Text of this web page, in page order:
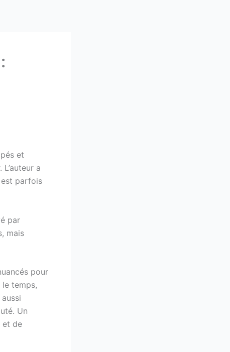
et
a
est parfois
par
mais
pour
le temps,
Un
et de